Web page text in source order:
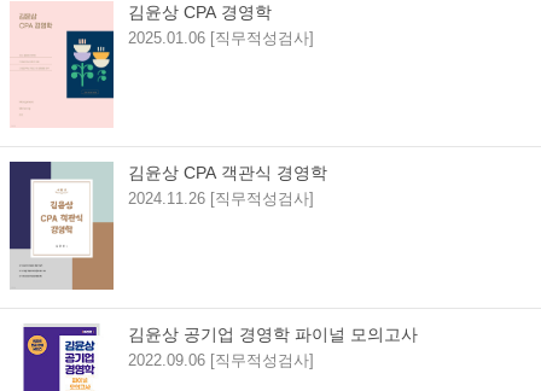
김윤상 CPA 경영학
2025.01.06 [직무적성검사]
김윤상 CPA 객관식 경영학
2024.11.26 [직무적성검사]
김윤상 공기업 경영학 파이널 모의고사
2022.09.06 [직무적성검사]